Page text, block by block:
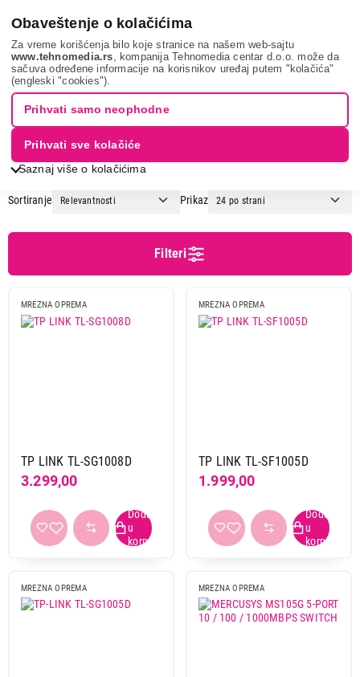
Obaveštenje o kolačićima
Za vreme korišćenja bilo koje stranice na našem web-sajtu
www.tehnomedia.rs , kompanija Tehnomedia centar d.o.o. može da
sačuva određene informacije na korisnikov uređaj putem "kolačića"
(engleski "cookies").
Saznaj više o kolačićima
Prihvati samo neophodne
Prihvati sve kolačiće
It & gaming Mrežna oprema Switch uređaji
Brend
SWITCH UREĐAJI
Sortiranje Prikaz
1 2
Filteri
MREZNA OPREMA
TP LINK TL-SG1008D
3.299,00
MREZNA OPREMA
TP LINK TL-SF1005D
1.999,00
MREZNA OPREMA MREZNA OPREMA